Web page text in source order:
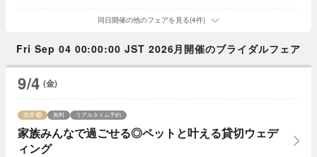
同日開催の他のフェアを見る(4件)
Fri Sep 04 00:00:00 JST 2026月開催のブライダルフェア
9/4 (金)
家族みんなで過ごせる◎ペットと叶える貸切ウェデ
ィング
残席 無料 リアルタイム予約